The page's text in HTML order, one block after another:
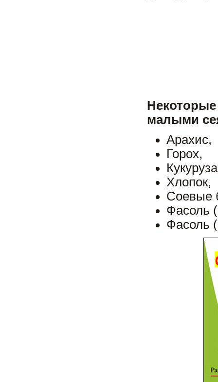
малыми
Арахис,
Горох,
Хлопок,
Соевые
Фасоль
Фасоль